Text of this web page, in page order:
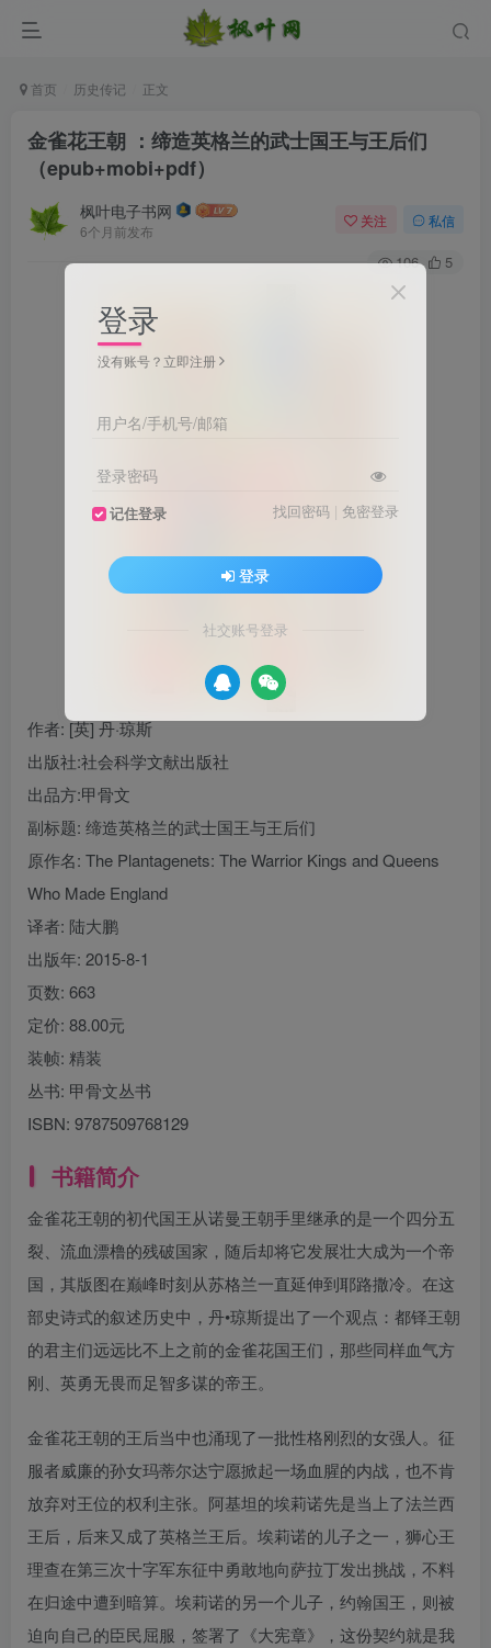
首页 历史传记 正文
金雀花王朝 ：缔造英格兰的武士国王与王后们
（epub+mobi+pdf）
枫叶电子书网
6个月前发布
关注 私信
106 5
作者: [英] 丹·琼斯
出版社:社会科学文献出版社
出品方:甲骨文
副标题: 缔造英格兰的武士国王与王后们
原作名: The Plantagenets: The Warrior Kings and Queens
Who Made England
译者: 陆大鹏
出版年: 2015-8-1
页数: 663
定价: 88.00元
装帧: 精装
丛书: 甲骨文丛书
ISBN: 9787509768129
书籍简介
金雀花王朝的初代国王从诺曼王朝手里继承的是一个四分五
裂、流血漂橹的残破国家，随后却将它发展壮大成为一个帝
国，其版图在巅峰时刻从苏格兰一直延伸到耶路撒冷。在这
部史诗式的叙述历史中，丹•琼斯提出了一个观点：都铎王朝
的君主们远远比不上之前的金雀花国王们，那些同样血气方
刚、英勇无畏而足智多谋的帝王。
金雀花王朝的王后当中也涌现了一批性格刚烈的女强人。征
服者威廉的孙女玛蒂尔达宁愿掀起一场血腥的内战，也不肯
放弃对王位的权利主张。阿基坦的埃莉诺先是当上了法兰西
王后，后来又成了英格兰王后。埃莉诺的儿子之一，狮心王
理查在第三次十字军东征中勇敢地向萨拉丁发出挑战，不料
在归途中遭到暗算。埃莉诺的另一个儿子，约翰国王，则被
迫向自己的臣民屈服，签署了《大宪章》，这份契约就是我
登录
没有账号？立即注册
用户名/手机号/邮箱
登录密码
记住登录 找回密码 | 免密登录
登录
社交账号登录